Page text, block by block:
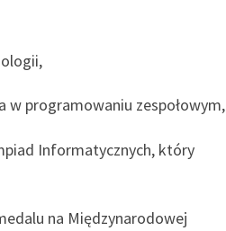
w programowaniu zespołowym,
Informatycznych, który
na Międzynarodowej